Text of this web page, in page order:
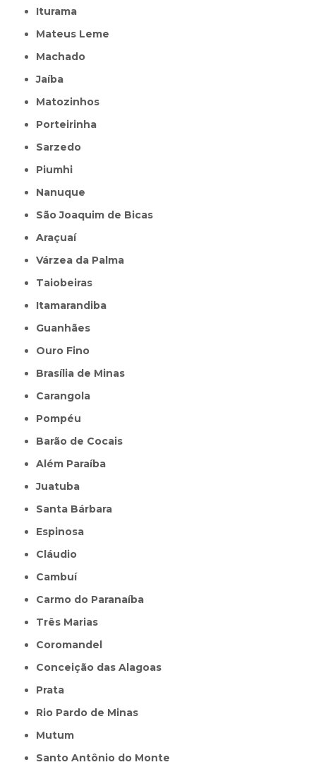
Iturama
Mateus Leme
Machado
Jaíba
Matozinhos
Porteirinha
Sarzedo
Piumhi
Nanuque
São Joaquim de Bicas
Araçuaí
Várzea da Palma
Taiobeiras
Itamarandiba
Guanhães
Ouro Fino
Brasília de Minas
Carangola
Pompéu
Barão de Cocais
Além Paraíba
Juatuba
Santa Bárbara
Espinosa
Cláudio
Cambuí
Carmo do Paranaíba
Três Marias
Coromandel
Conceição das Alagoas
Prata
Rio Pardo de Minas
Mutum
Santo Antônio do Monte